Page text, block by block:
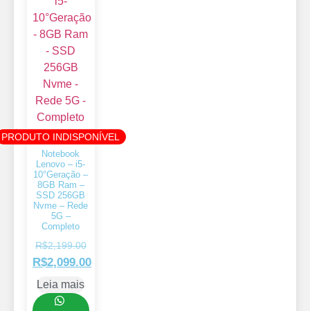
PRODUTO INDISPONÍVEL
Notebook
Lenovo – i5-
10°Geração –
8GB Ram –
SSD 256GB
Nvme – Rede
5G –
Completo
R$2,199.00
R$2,099.00
Leia mais